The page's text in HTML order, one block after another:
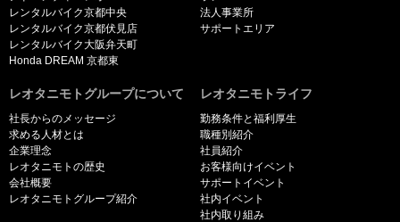
レンタルバイク京都中央
レンタルバイク京都伏見店
レンタルバイク大阪弁天町
Honda DREAM 京都東
法人事業所
サポートエリア
レオタニモトグループについて
社長からのメッセージ
求める人材とは
企業理念
レオタニモトの歴史
会社概要
レオタニモトグループ紹介
レオタニモトライフ
勤務条件と福利厚生
職種別紹介
社員紹介
お客様向けイベント
サポートイベント
社内イベント
社内取り組み